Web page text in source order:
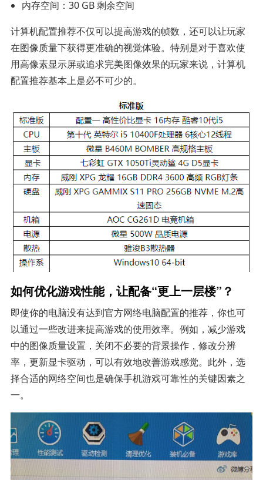
内存空间：30 GB 剩余空间
计算机配置推荐不仅可以提高游戏的帧数，还可以让玩家
在图像质量下获得更准确的视觉体验。特别是对于喜欢使
用高像素显示屏或追求完美图像效果的玩家来说，计算机
配置推荐基本上是必不可少的。
如何优化游戏性能，让配备“更上一层楼”？
即使你的电脑没有达到官方网络电脑配置的推荐，你也可
以通过一些改进来提高游戏的使用效率。例如，减少游戏
中的图像质量设置，关闭不必要的背景操作，修改分辨
率，更新显卡驱动，可以有效地改善游戏感觉。此外，选
择合适的网络空间也是确保手机游戏可靠性的关键因素之
一。